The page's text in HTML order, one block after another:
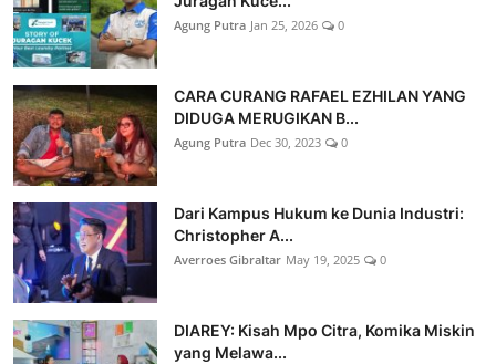
Agung Putra Jan 25, 2026 0
CARA CURANG RAFAEL EZHILAN YANG
DIDUGA MERUGIKAN B...
Agung Putra Dec 30, 2023 0
Dari Kampus Hukum ke Dunia Industri:
Christopher A...
Averroes Gibraltar May 19, 2025 0
DIAREY: Kisah Mpo Citra, Komika Miskin
yang Melawa...